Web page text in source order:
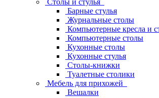
Столы и стулья
Барные стулья
Журнальные столы
Компьютерные кресла и
Компьютерные столы
Кухонные столы
Кухонные стулья
Столы-книжки
Туалетные столики
Мебель для прихожей
Вешалки